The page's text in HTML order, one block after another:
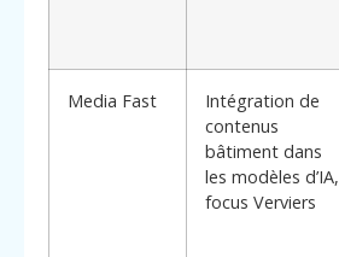
Media Fast
Intégration de
contenus
bâtiment dans
les modèles d’IA,
focus Verviers